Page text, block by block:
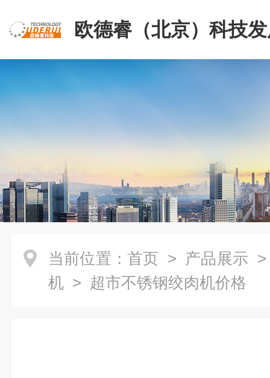
欧德睿（北京）科技
公司
当前位置： 首页 > 产品展示
机 > 超市不锈钢绞肉机价格